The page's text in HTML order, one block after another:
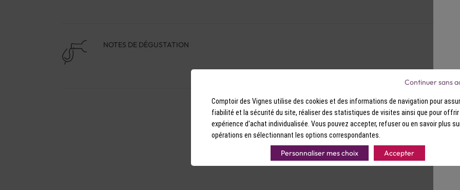
NOTES DE DÉGUSTATION
Comptoir des Vignes utilise des cookies et des informations de navigation pour
fiabilité et la sécurité du site, réaliser des statistiques de visites ainsi que pour offrir
expérience d'achat individualisée. Vous pouvez accepter, refuser ou en savoir plus
opérations en sélectionnant les options correspondantes.
Personnaliser mes choix Accepter
Continuer sans